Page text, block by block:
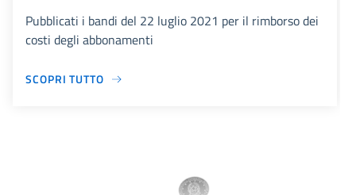
Pubblicati i bandi del 22 luglio 2021 per il rimborso dei
costi degli abbonamenti
SCOPRI TUTTO